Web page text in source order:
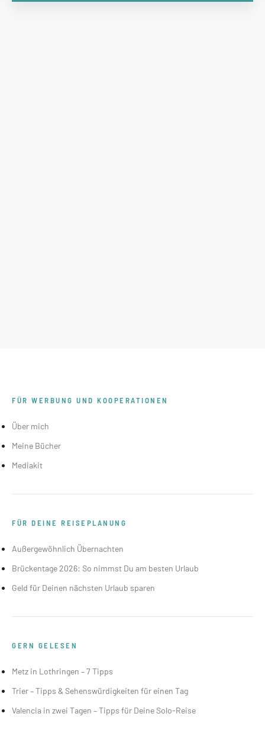
FÜR WERBUNG UND KOOPERATIONEN
Über mich
Meine Bücher
Mediakit
FÜR DEINE REISEPLANUNG
Außergewöhnlich Übernachten
Brückentage 2026: So nimmst Du am besten Urlaub
Geld für Deinen nächsten Urlaub sparen
GERN GELESEN
Metz in Lothringen – 7 Tipps
Trier – Tipps & Sehenswürdigkeiten für einen Tag
Valencia in zwei Tagen – Tipps für Deine Solo-Reise